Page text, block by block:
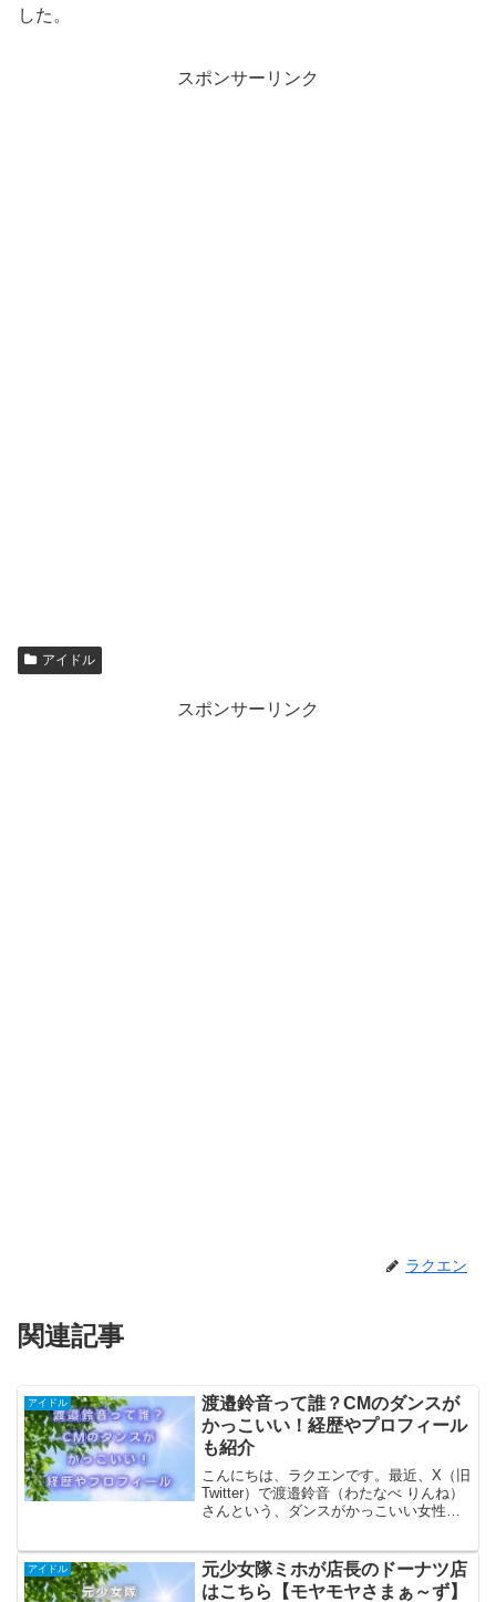
した。
スポンサーリンク
アイドル
スポンサーリンク
ラクエン
関連記事
アイドル
渡邉鈴音って誰？CMのダンスが
かっこいい！経歴やプロフィール
も紹介
こんにちは、ラクエンです。最近、X（旧
Twitter）で渡邉鈴音（わたなべ りんね）
さんという、ダンスがかっこいい女性の
誰？という方もいると思いますが、あの
ダンスと容姿...
アイドル
元少女隊ミホが店長のドーナツ店
はこちら【モヤモヤさまぁ～ず】